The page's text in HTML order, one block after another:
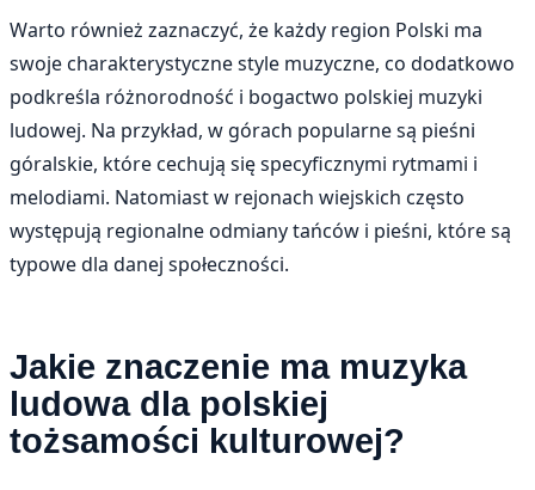
Warto również zaznaczyć, że każdy region Polski ma
swoje charakterystyczne style muzyczne, co dodatkowo
podkreśla różnorodność i bogactwo polskiej muzyki
ludowej. Na przykład, w górach popularne są pieśni
góralskie, które cechują się specyficznymi rytmami i
melodiami. Natomiast w rejonach wiejskich często
występują regionalne odmiany tańców i pieśni, które są
typowe dla danej społeczności.
Jakie znaczenie ma muzyka
ludowa dla polskiej
tożsamości kulturowej?